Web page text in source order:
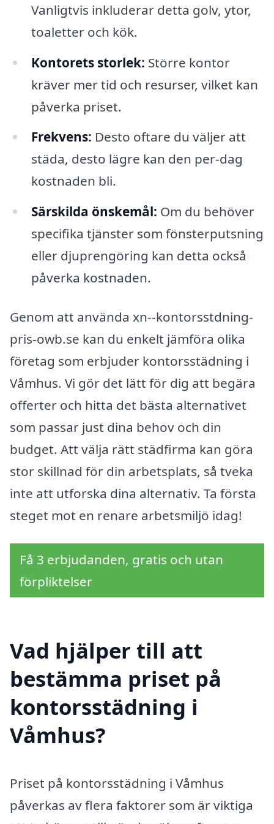
Vanligtvis inkluderar detta golv, ytor,
toaletter och kök.
Kontorets storlek: Större kontor
kräver mer tid och resurser, vilket kan
påverka priset.
Frekvens: Desto oftare du väljer att
städa, desto lägre kan den per-dag
kostnaden bli.
Särskilda önskemål: Om du behöver
specifika tjänster som fönsterputsning
eller djuprengöring kan detta också
påverka kostnaden.
Genom att använda xn--kontorsstdning-
pris-owb.se kan du enkelt jämföra olika
företag som erbjuder kontorsstädning i
Våmhus. Vi gör det lätt för dig att begära
offerter och hitta det bästa alternativet
som passar just dina behov och din
budget. Att välja rätt städfirma kan göra
stor skillnad för din arbetsplats, så tveka
inte att utforska dina alternativ. Ta första
steget mot en renare arbetsmiljö idag!
Få 3 erbjudanden, gratis och utan
förpliktelser
Vad hjälper till att
bestämma priset på
kontorsstädning i
Våmhus?
Priset på kontorsstädning i Våmhus
påverkas av flera faktorer som är viktiga